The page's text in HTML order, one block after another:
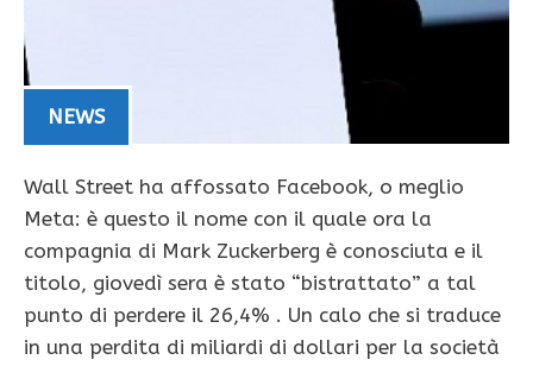
NEWS
Wall Street ha affossato Facebook, o meglio
Meta: è questo il nome con il quale ora la
compagnia di Mark Zuckerberg è conosciuta e il
titolo, giovedì sera è stato “bistrattato” a tal
punto di perdere il 26,4% . Un calo che si traduce
in una perdita di miliardi di dollari per la società